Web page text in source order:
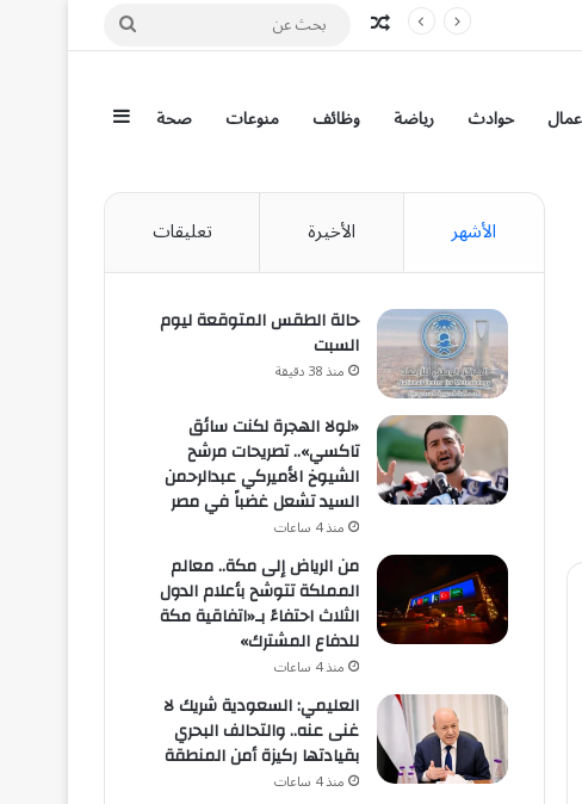
مقال عشوائي
بحث
حوادث رياضة وظائف منوعات صحة إضافة عمود
الأشهر الأخيرة تعليقات
حالة الطقس المتوقعة ليوم
السبت
منذ 38 دقيقة
«لولا الهجرة لكنت سائق
تاكسي».. تصريحات مرشح
الشيوخ الأميركي عبدالرحمن
السيد تشعل غضباً في مصر
منذ 4 ساعات
من الرياض إلى مكة.. معالم
المملكة تتوشح بأعلام الدول
الثلاث احتفاءً بـ«اتفاقية مكة
للدفاع المشترك»
منذ 4 ساعات
العليمي: السعودية شريك لا
غنى عنه.. والتحالف البحري
بقيادتها ركيزة أمن المنطقة
منذ 4 ساعات